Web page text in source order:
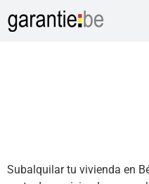
Subalquilar tu vivienda en